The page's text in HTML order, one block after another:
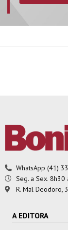
WhatsApp (41)
Seg. a Sex.
R. Mal Deodoro,
A EDITORA